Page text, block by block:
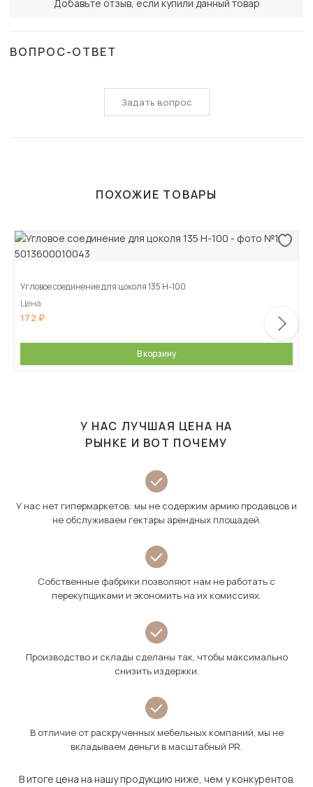
Добавьте отзыв, если купили данный товар
ВОПРОС-ОТВЕТ
Задать вопрос
ПОХОЖИЕ ТОВАРЫ
Угловое соединение для цоколя 135 H-100
Цена
172
В корзину
У НАС ЛУЧШАЯ ЦЕНА НА
РЫНКЕ И ВОТ ПОЧЕМУ
У нас нет гипермаркетов: мы не содержим армию продавцов и
не обслуживаем гектары арендных площадей.
Собственные фабрики позволяют нам не работать с
перекупщиками и экономить на их комиссиях.
Производство и склады сделаны так, чтобы максимально
снизить издержки.
В отличие от раскрученных мебельных компаний, мы не
вкладываем деньги в масштабный PR.
В итоге цена на нашу продукцию ниже, чем у конкурентов.